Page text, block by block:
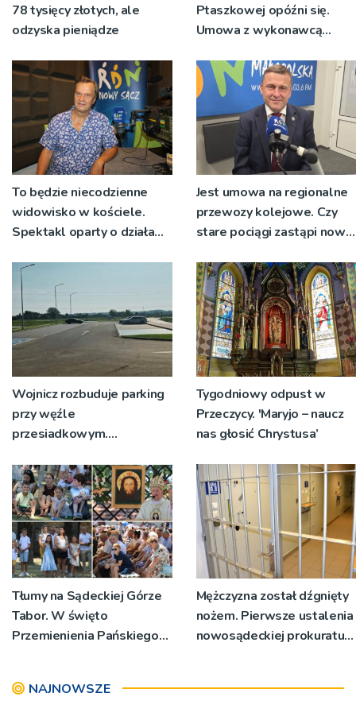
78 tysięcy złotych, ale
odzyska pieniądze
Ptaszkowej opóźni się.
Umowa z wykonawcą
nie zostanie podpisana
To będzie niecodzienne
widowisko w kościele.
Spektakl oparty o działa
Jest umowa na regionalne
przewozy kolejowe. Czy
stare pociągi zastąpi nowy
Wojnicz rozbuduje parking
przy węźle
przesiadkowym.
miejsc
Tygodniowy odpust w
Przeczycy. 'Maryjo – naucz
nas głosić Chrystusa’
Tłumy na Sądeckiej Górze
Tabor. W święto
Przemienienia Pańskiego
[ZDJĘCIA]
Mężczyzna został dźgnięty
nożem. Pierwsze ustalenia
nowosądeckiej prokuratury
NAJNOWSZE